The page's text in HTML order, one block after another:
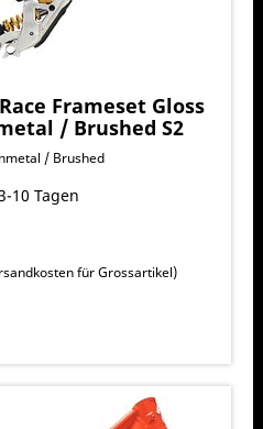
Frameset Gloss
/ Brushed S2
/ Brushed
Tagen
für Grossartikel)